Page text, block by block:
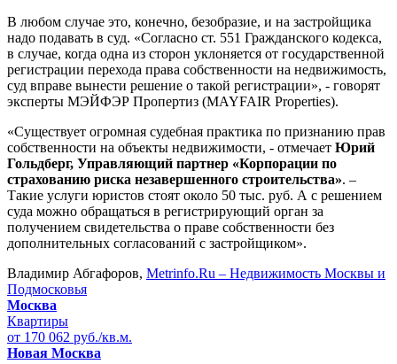
В любом случае это, конечно, безобразие, и на застройщика
надо подавать в суд. «Согласно ст. 551 Гражданского кодекса,
в случае, когда одна из сторон уклоняется от государственной
регистрации перехода права собственности на недвижимость,
суд вправе вынести решение о такой регистрации», - говорят
эксперты МЭЙФЭР Пропертиз (MAYFAIR Properties).
«Существует огромная судебная практика по признанию прав
собственности на объекты недвижимости, - отмечает Юрий
Гольдберг, Управляющий партнер «Корпорации по
страхованию риска незавершенного строительства». –
Такие услуги юристов стоят около 50 тыс. руб. А с решением
суда можно обращаться в регистрирующий орган за
получением свидетельства о праве собственности без
дополнительных согласований с застройщиком».
Владимир Абгафоров, Metrinfo.Ru – Недвижимость Москвы и
Подмосковья
Москва
Квартиры
от 170 062 руб./кв.м.
Новая Москва